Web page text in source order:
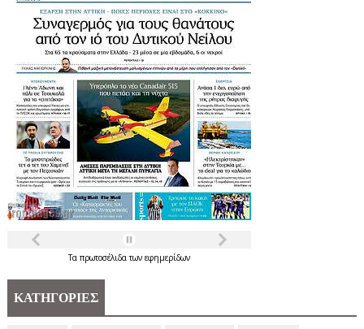
Τα πρωτοσέλιδατων εφημερίδων
ΚΑΤΗΓΟΡΙΕΣ